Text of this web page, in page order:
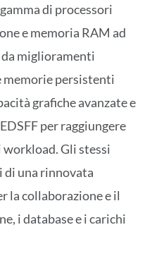
di processori
e memoria RAM ad
miglioramenti
memorie persistenti
grafiche avanzate e
per raggiungere
workload. Gli stessi
di una rinnovata
la collaborazione e il
i database e i carichi